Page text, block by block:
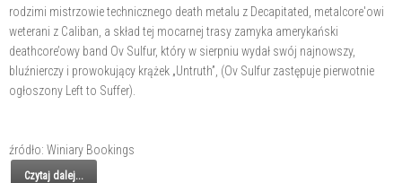
rodzimi mistrzowie technicznego death metalu z Decapitated, metalcore'owi
weterani z Caliban, a skład tej mocarnej trasy zamyka amerykański
deathcore’owy band Ov Sulfur, który w sierpniu wydał swój najnowszy,
bluźnierczy i prowokujący krążek „Untruth”, (Ov Sulfur zastępuje pierwotnie
ogłoszony Left to Suffer).
źródło: Winiary Bookings
Czytaj dalej...